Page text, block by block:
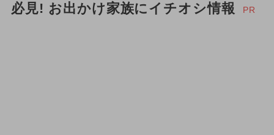
必見! お出かけ家族にイチオシ情報 PR